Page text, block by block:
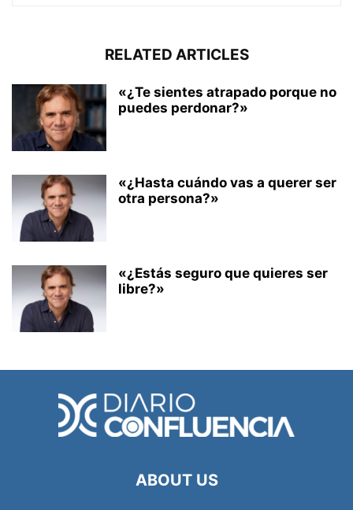
RELATED ARTICLES
«¿Te sientes atrapado porque no
puedes perdonar?»
«¿Hasta cuándo vas a querer ser
otra persona?»
«¿Estás seguro que quieres ser
libre?»
ABOUT US